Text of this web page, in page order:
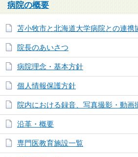
病院の概要
苫小牧市と北海道大学病院との連携
院長のあいさつ
病院理念・基本方針
個人情報保護方針
院内における録音、写真撮影・動画
沿革・概要
専門医教育施設一覧